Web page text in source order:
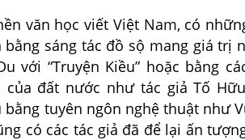
văn học viết Việt Nam, có
bằng sáng tác đồ sộ mang giá trị
với “Truyện Kiều” hoặc bằng
đất nước như tác giả Tố
bằng tuyên ngôn nghệ thuật như
có các tác giả đã để lại ấn